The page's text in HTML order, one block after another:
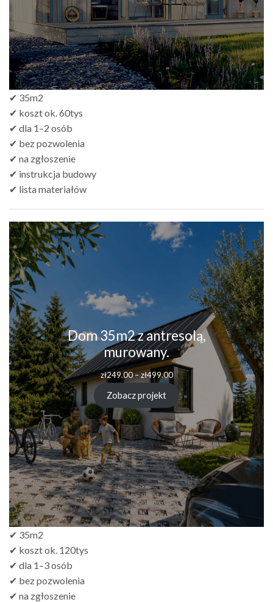
✔ 35m2
✔ koszt ok. 60tys
✔ dla 1–2 osób
✔ bez pozwolenia
✔ na zgłoszenie
✔ instrukcja budowy
✔ lista materiałów
Dom 35m2 z antresolą,
murowany.
zł249.00–zł499.00Zakres
cen:
od
zł249.00
do
zł499.00
Zobacz projekt
✔ 35m2
✔ koszt ok. 120tys
✔ dla 1–3 osób
✔ bez pozwolenia
✔ na zgłoszenie